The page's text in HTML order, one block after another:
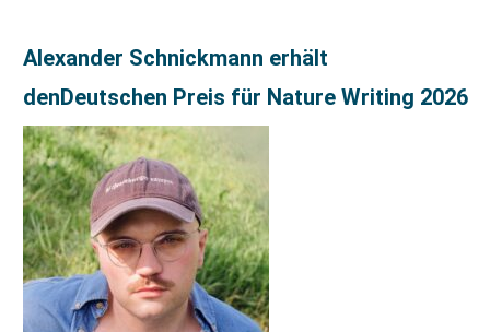
Alexander Schnickmann erhält
denDeutschen Preis für Nature Writing 2026